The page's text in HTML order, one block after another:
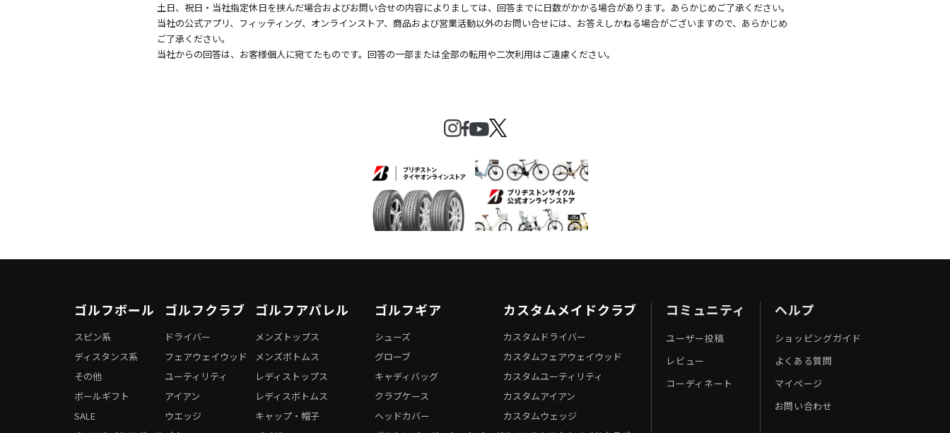
土日、祝日・当社指定休日を挟んだ場合およびお問い合せの内容によりましては、回答までに日数がかかる場合があります。あらかじめご了承ください。
当社の公式アプリ、フィッティング、オンラインストア、商品および営業活動以外のお問い合せには、お答えしかねる場合がございますので、あらかじめ
ご了承ください。
当社からの回答は、お客様個人に宛てたものです。回答の一部または全部の転用や二次利用はご遠慮ください。
ゴルフボール
スピン系
ディスタンス系
その他
ボールギフト
SALE
ゴルフクラブ
ドライバー
フェアウェイウッド
ユーティリティ
アイアン
ウエッジ
ゴルフアパレル
メンズトップス
メンズボトムス
レディストップス
レディスボトムス
キャップ・帽子
ゴルフギア
シューズ
グローブ
キャディバッグ
クラブケース
ヘッドカバー
カスタムメイドクラブ
カスタムドライバー
カスタムフェアウェイウッド
カスタムユーティリティ
カスタムアイアン
カスタムウェッジ
コミュニティ
ユーザー投稿
レビュー
コーディネート
ヘルプ
ショッピングガイド
よくある質問
マイページ
お問い合わせ